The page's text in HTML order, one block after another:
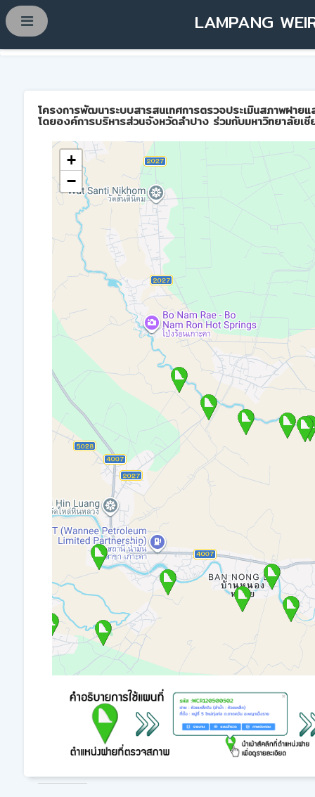
LAMPANG
โครงการพัฒนาระบบสารสนเทศการตรวจประเมินสภาพฝาย
โดยองค์การบริหารส่วนจังหวัดลำปาง ร่วมกับมหาวิทยาลัยเชี
+
−